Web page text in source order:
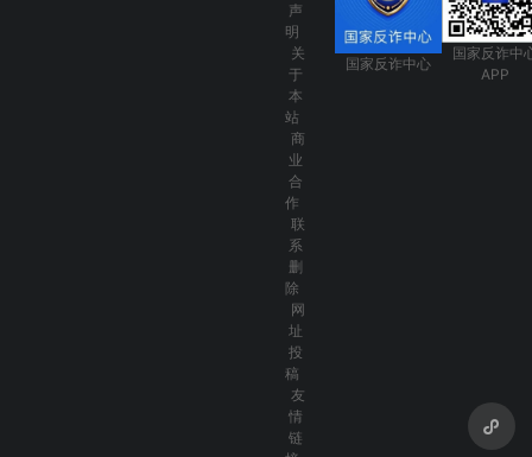
声
明
关
于
本
站
商
业
合
作
联
系
删
除
网
址
投
稿
友
情
链
国家反诈中心
国家反诈中
APP